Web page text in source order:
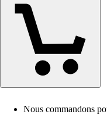
Nous commandons